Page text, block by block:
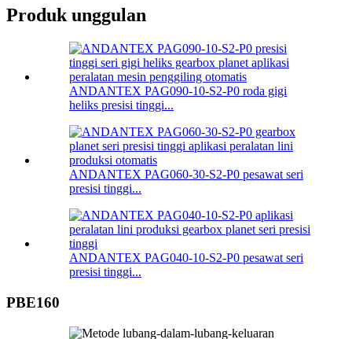
Produk unggulan
ANDANTEX PAG090-10-S2-P0 roda gigi
heliks presisi tinggi...
ANDANTEX PAG060-30-S2-P0 pesawat seri
presisi tinggi...
ANDANTEX PAG040-10-S2-P0 pesawat seri
presisi tinggi...
PBE160